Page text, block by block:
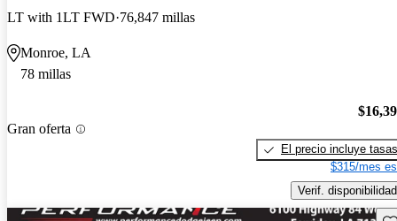
LT with 1LT FWD 76,847 millas
Monroe, LA
78 millas
Gran oferta
El precio incluye tasas
$315/mes
Verif. disponibilidad